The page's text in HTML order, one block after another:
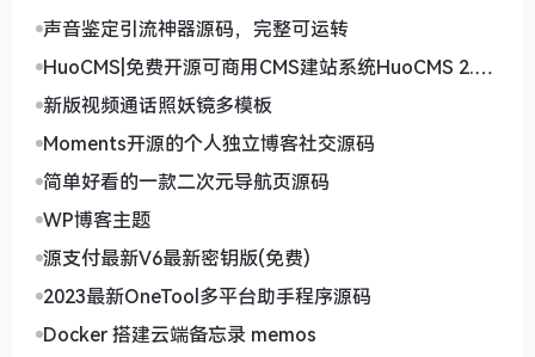
声音鉴定引流神器源码，完整可运转
HuoCMS|免费开源可商用CMS建站系统HuoCMS 2.0
下载(thinkphp内核)
新版视频通话照妖镜多模板
Moments开源的个人独立博客社交源码
简单好看的一款二次元导航页源码
WP博客主题
源支付最新V6最新密钥版(免费)
2023最新OneTool多平台助手程序源码
Docker 搭建云端备忘录 memos